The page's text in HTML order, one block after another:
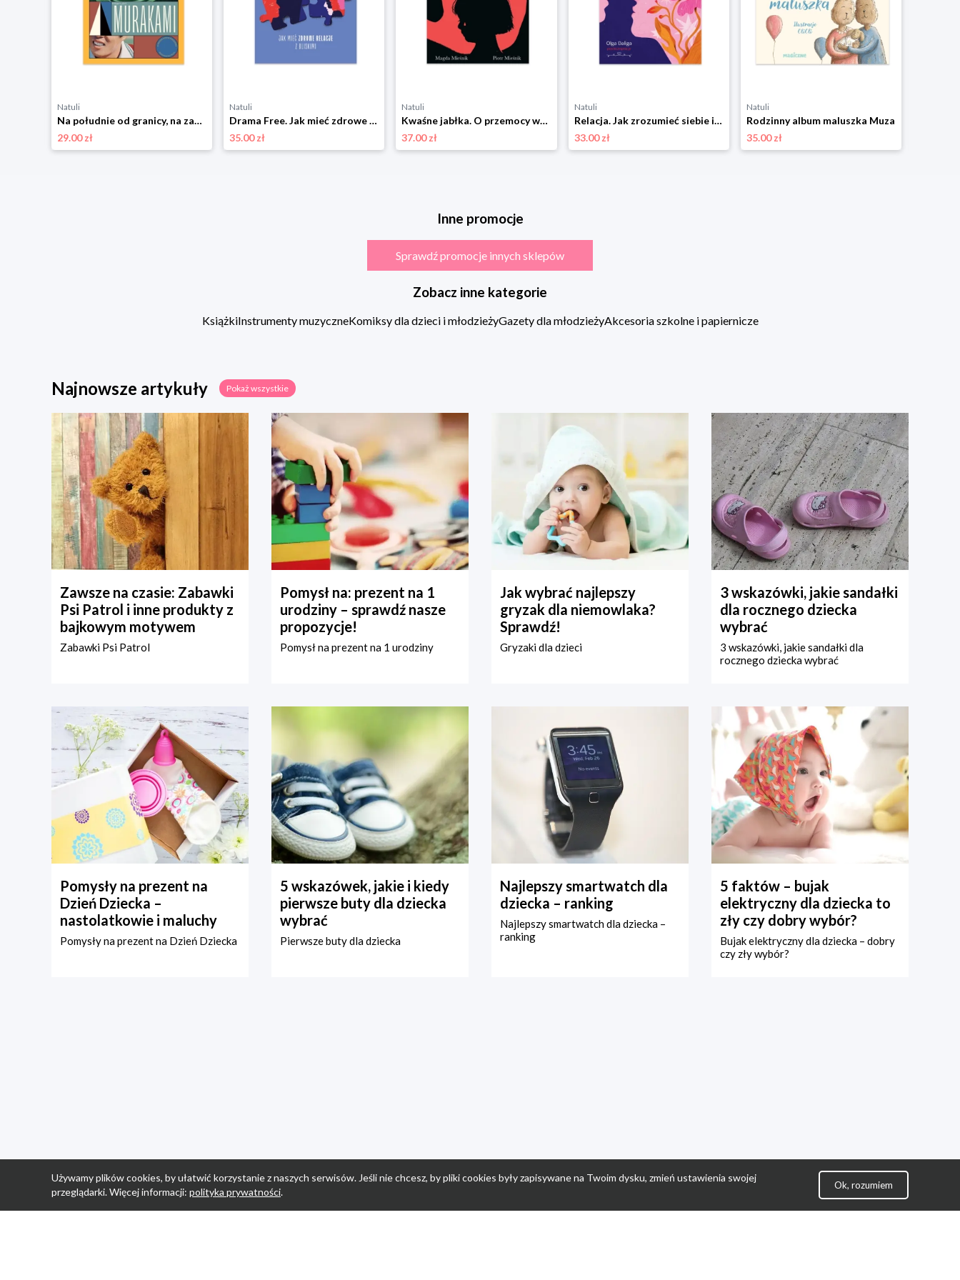
Natuli
Na południe od granicy, na zachód od słońca Muza
29.00 zł
Natuli
Drama Free. Jak mieć zdrowe relacje w rodzinie Muza
35.00 zł
Natuli
Kwaśne jabłka. O przemocy wobec dzieci Muza
37.00 zł
Natuli
Relacja. Jak zrozumieć siebie i stworzyć dobry związek Muza
33.00 zł
Natuli
Rodzinny album maluszka Muza
35.00 zł
Inne promocje
Sprawdź promocje innych sklepów
Zobacz inne kategorie
KsiążkiInstrumenty muzyczneKomiksy dla dzieci i młodzieżyGazety dla młodzieżyAkcesoria szkolne i papiernicze
Najnowsze artykuły Pokaż wszystkie
Zawsze na czasie: Zabawki
Psi Patrol i inne produkty z
bajkowym motywem
Zabawki Psi Patrol
Pomysł na: prezent na 1
urodziny – sprawdź nasze
propozycje!
Pomysł na prezent na 1 urodziny
Jak wybrać najlepszy
gryzak dla niemowlaka?
Sprawdź!
Gryzaki dla dzieci
3 wskazówki, jakie sandałki
dla rocznego dziecka
wybrać
3 wskazówki, jakie sandałki dla
rocznego dziecka wybrać
Pomysły na prezent na
Dzień Dziecka –
nastolatkowie i maluchy
Pomysły na prezent na Dzień Dziecka
5 wskazówek, jakie i kiedy
pierwsze buty dla dziecka
wybrać
Pierwsze buty dla dziecka
Najlepszy smartwatch dla
dziecka – ranking
Najlepszy smartwatch dla dziecka –
ranking
5 faktów – bujak
elektryczny dla dziecka to
zły czy dobry wybór?
Bujak elektryczny dla dziecka – dobry
czy zły wybór?
Używamy plików cookies, by ułatwić korzystanie z naszych serwisów. Jeśli nie chcesz, by pliki cookies były zapisywane na Twoim dysku, zmień ustawienia swojej
przeglądarki. Więcej informacji: polityka prywatności.
Ok, rozumiem